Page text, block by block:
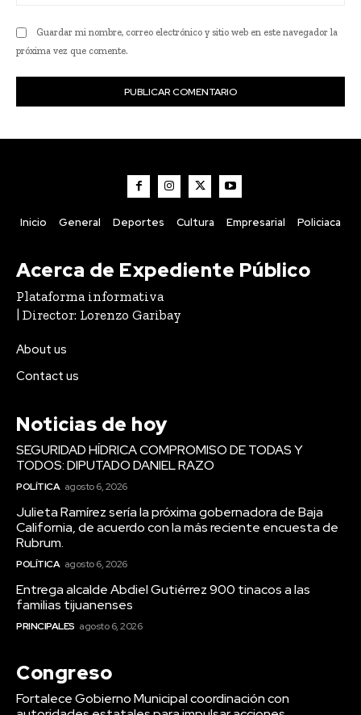
Guardar mi nombre, correo electrónico y sitio web en este navegador la
próxima vez que comente.
Inicio General Deportes Cultura Empresarial Policiaca
Acerca de Expediente Público
Plataforma informativa
| Director: Lorenzo Garibay
About us
Contact us
Noticias de hoy
SEGURIDAD HÍDRICA COMPROMISO DE TODAS Y
TODOS: DIPUTADO DANIEL RAZO
POLÍTICA agosto 6, 2026
Julieta Ramírez sería la próxima gobernadora de Baja
California, de acuerdo con la más reciente encuesta de
Rubrum.
POLÍTICA agosto 6, 2026
Entrega alcalde Abdiel Gutiérrez 900 tinacos a las
familias tijuanenses
PRINCIPALES agosto 6, 2026
Congreso
Fortalece Gobierno Municipal coordinación con